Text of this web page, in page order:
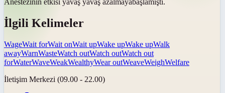
İlgili Kelimeler
WageWait forWait onWait upWake upWake upWalk
awayWarnWasteWatch outWatch outWatch out
forWaterWaveWeakWealthyWear outWeaveWeighWelfare
İletişim Merkezi (09.00 - 22.00)